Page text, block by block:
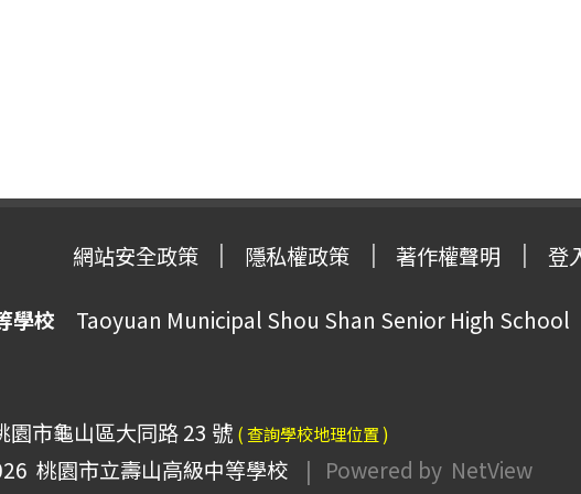
網站安全政策 隱私權政策 著作權聲明 登
學校 Taoyuan Municipal Shou Shan Senior High School
園市龜山區大同路 23 號 ( 查詢學校地理位置 )
桃園市立壽山高級中等學校 | Powered by NetView